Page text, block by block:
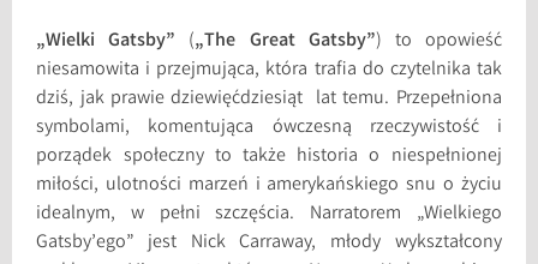
„Wielki Gatsby” („The Great Gatsby”) to opowieść
niesamowita i przejmująca, która trafia do czytelnika tak
dziś, jak prawie dziewięćdziesiąt lat temu. Przepełniona
symbolami, komentująca ówczesną rzeczywistość i
porządek społeczny to także historia o niespełnionej
miłości, ulotności marzeń i amerykańskiego snu o życiu
idealnym, w pełni szczęścia. Narratorem „Wielkiego
Gatsby’ego” jest Nick Carraway, młody wykształcony